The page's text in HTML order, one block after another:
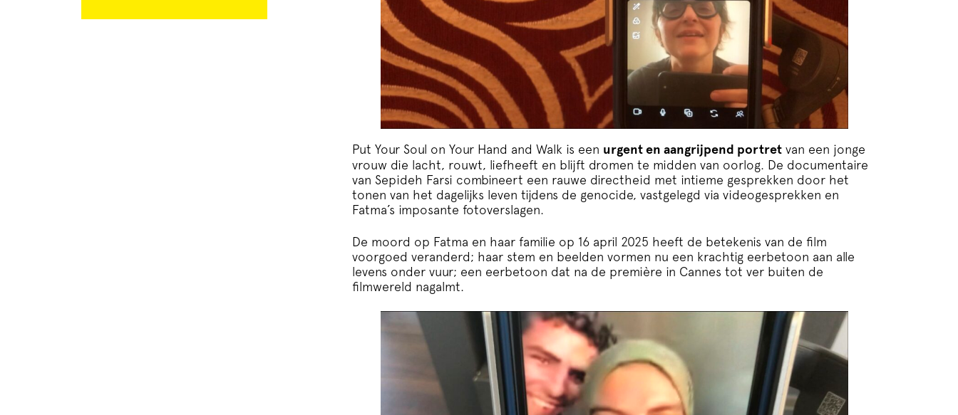
Put Your Soul on Your Hand and Walk is een urgent en aangrijpend portret van een jonge
vrouw die lacht, rouwt, liefheeft en blijft dromen te midden van oorlog. De documentaire
van Sepideh Farsi combineert een rauwe directheid met intieme gesprekken door het
tonen van het dagelijks leven tijdens de genocide, vastgelegd via videogesprekken en
Fatma’s imposante fotoverslagen.
De moord op Fatma en haar familie op 16 april 2025 heeft de betekenis van de film
voorgoed veranderd; haar stem en beelden vormen nu een krachtig eerbetoon aan alle
levens onder vuur; een eerbetoon dat na de première in Cannes tot ver buiten de
filmwereld nagalmt.